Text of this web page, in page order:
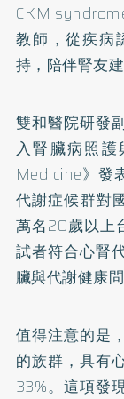
CKM
教師，從疾病
持，陪伴腎友
雙和醫院研發
入腎臟病照護
Medicine》發
代謝症候群對
萬名20歲以上
試者符合心腎
臟與代謝健康
值得注意的是
的族群，具有
33%。這項發